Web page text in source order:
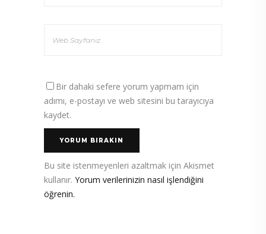
Bir dahaki sefere yorum yapmam için
adımı, e-postayı ve web sitesini bu tarayıcıya
kaydet.
Bu site istenmeyenleri azaltmak için Akismet
kullanır. Yorum verilerinizin nasıl işlendiğini
öğrenin.